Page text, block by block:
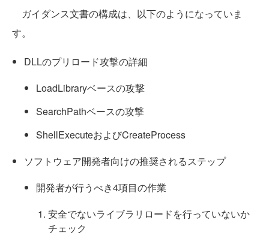
ガイダンス文書の構成は、以下のようになっていま
す。
DLLのプリロード攻撃の詳細
LoadLibraryベースの攻撃
SearchPathベースの攻撃
ShellExecuteおよびCreateProcess
ソフトウェア開発者向けの推奨されるステップ
開発者が行うべき4項目の作業
安全でないライブラリロードを行っていないか
チェック